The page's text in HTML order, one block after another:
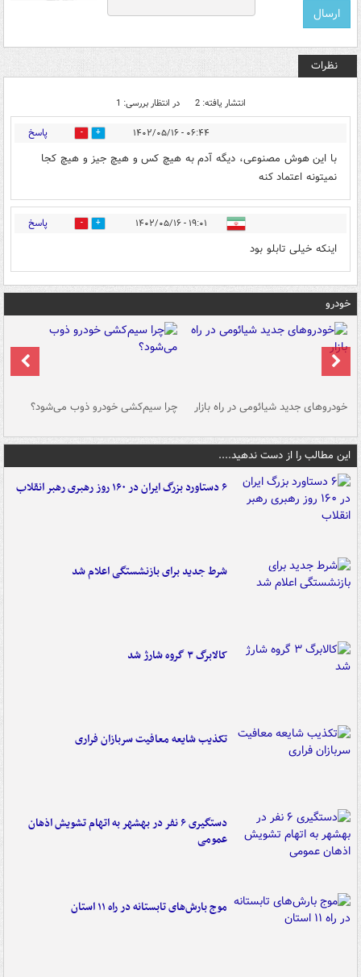
نظرات
انتشار یافته: 2 در انتظار بررسی: 1
۰۶:۴۴ - ۱۴۰۲/۰۵/۱۶ 4 پاسخ
با این هوش مصنوعی، دیگه آدم به هیچ کس و هیچ جیز و هیچ کجا
نمیتونه اعتماد کنه
۱۹:۰۱ - ۱۴۰۲/۰۵/۱۶ 0 پاسخ
اینکه خیلی تابلو بود
خودرو
خودروهای جدید شیائومی در راه بازار چرا سیم‌کشی خودرو ذوب می‌شود؟
این مطالب را از دست ندهید....
۶ دستاورد بزرگ ایران در ۱۶۰ روز رهبری رهبر انقلاب
شرط جدید برای بازنشستگی اعلام شد
کالابرگ ۳ گروه شارژ شد
تکذیب شایعه معافیت سربازان فراری
دستگیری ۶ نفر در بهشهر به اتهام تشویش اذهان
عمومی
موج بارش‌های تابستانه در راه ۱۱ استان